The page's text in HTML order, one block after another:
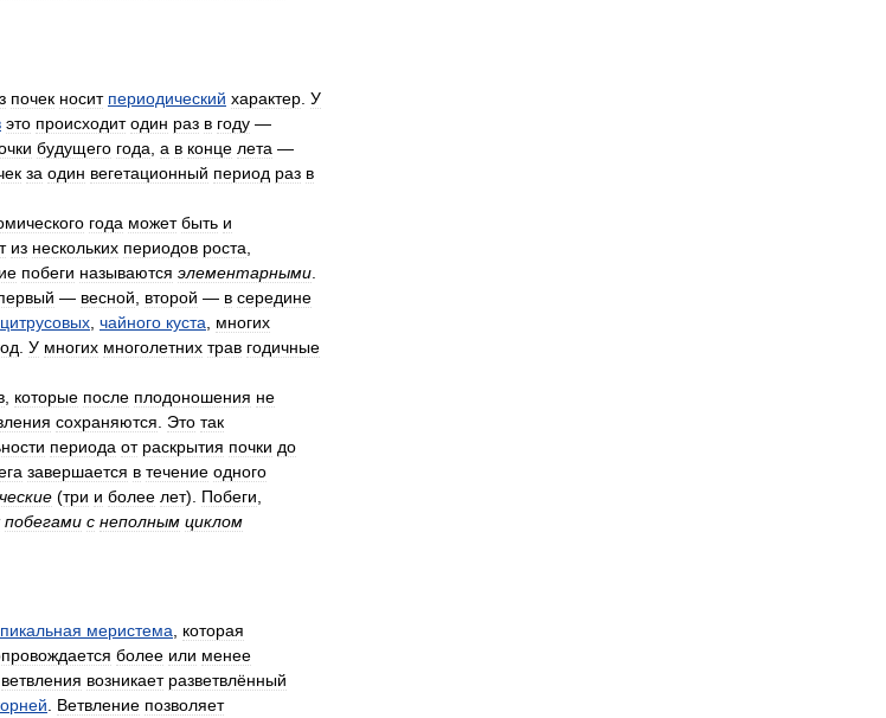
почек носит периодический характер У
это происходит один раз в году —
будущего года а в конце лета —
за один вегетационный период раз в
года может быть и
из нескольких периодов роста
побеги называются элементарными
— весной второй — в середине
цитрусовых чайного куста
многих
У многих многолетних трав годичные
которые после плодоношения не
сохраняются Это так
периода от раскрытия почки до
завершается в течение одного
(три и более лет). Побеги
побегами с неполным циклом
меристема
которая
более или менее
ветвления возникает разветвлённый
Ветвление позволяет